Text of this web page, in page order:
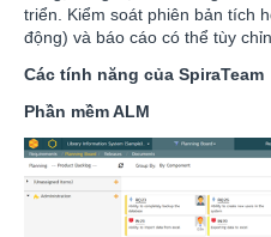
triển. Kiểm soát phiên bản tích
động) và báo cáo có thể tùy
Các tính năng của SpiraTeam
Phần mềm ALM